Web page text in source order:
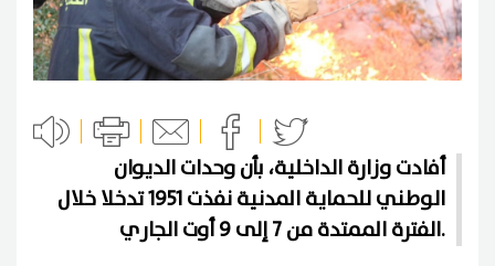
أفادت وزارة الداخلية، بأن وحدات الديوان
الوطني للحماية المدنية نفذت 1951 تدخلا خلال
الفترة الممتدة من 7 إلى 9 أوت الجاري.